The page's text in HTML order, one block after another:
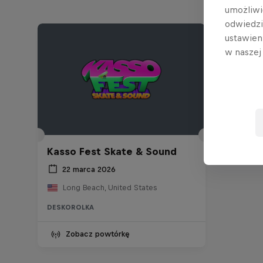
Kasso Fest Skate & Sound
22 marca 2026
Long Beach, United States
DESKOROLKA
Zobacz powtórkę
w naszej